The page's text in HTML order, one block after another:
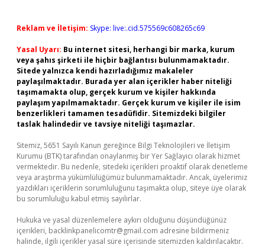
Reklam ve İletişim: Skype: live:.cid.575569c608265c69
Yasal Uyarı: Bu internet sitesi, herhangi bir marka, kurum
veya şahıs şirketi ile hiçbir bağlantısı bulunmamaktadır.
Sitede yalnızca kendi hazırladığımız makaleler
paylaşılmaktadır. Burada yer alan içerikler haber niteliği
taşımamakta olup, gerçek kurum ve kişiler hakkında
paylaşım yapılmamaktadır. Gerçek kurum ve kişiler ile isim
benzerlikleri tamamen tesadüfidir. Sitemizdeki bilgiler
taslak halindedir ve tavsiye niteliği taşımazlar.
Sitemiz, 5651 Sayılı Kanun gereğince Bilgi Teknolojileri ve İletişim
Kurumu (BTK) tarafından onaylanmış bir Yer Sağlayıcı olarak hizmet
vermektedir. Bu nedenle, sitedeki içerikleri proaktif olarak denetleme
veya araştırma yükümlülüğümüz bulunmamaktadır. Ancak, üyelerimiz
yazdıkları içeriklerin sorumluluğunu taşımakta olup, siteye üye olarak
bu sorumluluğu kabul etmiş sayılırlar.
Hukuka ve yasal düzenlemelere aykırı olduğunu düşündüğünüz
içerikleri, backlinkpanelicomtr@gmail.com adresine bildirmeniz
halinde, ilgili içerikler yasal süre içerisinde sitemizden kaldırılacaktır.